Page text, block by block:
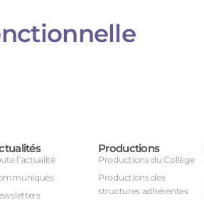
l’actualité
Productions
Productions du Collège
Productions des
structures adhérentes